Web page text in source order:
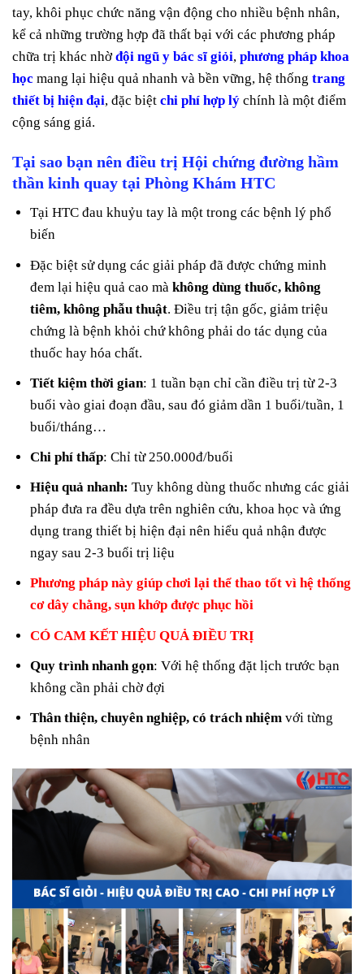
tay, khôi phục chức năng vận động cho nhiều bệnh nhân,
kể cả những trường hợp đã thất bại với các phương pháp
chữa trị khác nhờđội ngũ y bác sĩ giỏi, phương pháp khoa
học mang lại hiệu quả nhanh và bền vững, hệ thống trang
thiết bị hiện đại, đặc biệt chi phí hợp lý chính là một điểm
cộng sáng giá.
Tại sao bạn nên điều trị Hội chứng đường hầm
thần kinh quay tại Phòng Khám HTC
Tại HTC đau khuỷu tay là một trong các bệnh lý phổ
biến
Đặc biệt sử dụng các giải pháp đã được chứng minh
đem lại hiệu quả cao màkhông dùng thuốc, không
tiêm, không phẫu thuật. Điều trị tận gốc, giảm triệu
chứng là bệnh khỏi chứ không phải do tác dụng của
thuốc hay hóa chất.
Tiết kiệm thời gian: 1 tuần bạn chỉ cần điều trị từ 2-3
buổi vào giai đoạn đầu, sau đó giảm dần 1 buổi/tuần, 1
buổi/tháng…
Chi phí thấp: Chỉ từ 250.000đ/buổi
Hiệu quả nhanh: Tuy không dùng thuốc nhưng các giải
pháp đưa ra đều dựa trên nghiên cứu, khoa học và ứng
dụng trang thiết bị hiện đại nên hiểu quả nhận được
ngay sau 2-3 buổi trị liệu
Phương pháp này giúp chơi lại thể thao tốt vì hệ thống
cơ dây chằng, sụn khớp được phục hồi
CÓ CAM KẾT HIỆU QUẢ ĐIỀU TRỊ
Quy trình nhanh gọn: Với hệ thống đặt lịch trước bạn
không cần phải chờ đợi
Thân thiện, chuyên nghiệp, có trách nhiệm với từng
bệnh nhân